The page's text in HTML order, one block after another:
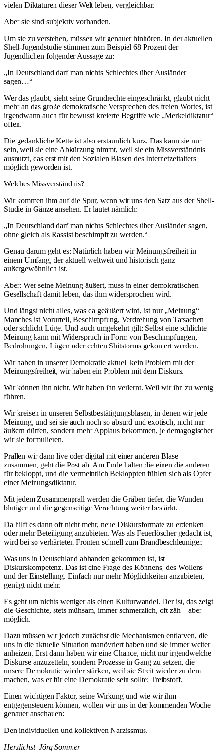
vielen Diktaturen dieser Welt leben, vergleichbar.
Aber sie sind subjektiv vorhanden.
Um sie zu verstehen, müssen wir genauer hinhören. In der aktuellen
Shell-Jugendstudie stimmen zum Beispiel 68 Prozent der
Jugendlichen folgender Aussage zu:
„In Deutschland darf man nichts Schlechtes über Ausländer
sagen…“
Wer das glaubt, sieht seine Grundrechte eingeschränkt, glaubt nicht
mehr an das große demokratische Versprechen des freien Wortes, ist
irgendwann auch für bewusst kreierte Begriffe wie „Merkeldiktatur“
offen.
Die gedankliche Kette ist also erstaunlich kurz. Das kann sie nur
sein, weil sie eine Abkürzung nimmt, weil sie ein Missverständnis
ausnutzt, das erst mit den Sozialen Blasen des Internetzeitalters
möglich geworden ist.
Welches Missverständnis?
Wir kommen ihm auf die Spur, wenn wir uns den Satz aus der Shell-
Studie in Gänze ansehen. Er lautet nämlich:
„In Deutschland darf man nichts Schlechtes über Ausländer sagen,
ohne gleich als Rassist beschimpft zu werden.“
Genau darum geht es: Natürlich haben wir Meinungsfreiheit in
einem Umfang, der aktuell weltweit und historisch ganz
außergewöhnlich ist.
Aber: Wer seine Meinung äußert, muss in einer demokratischen
Gesellschaft damit leben, das ihm widersprochen wird.
Und längst nicht alles, was da geäußert wird, ist nur „Meinung“.
Manches ist Vorurteil, Beschimpfung, Verdrehung von Tatsachen
oder schlicht Lüge. Und auch umgekehrt gilt: Selbst eine schlichte
Meinung kann mit Widerspruch in Form von Beschimpfungen,
Bedrohungen, Lügen oder echten Shitstorms gekontert werden.
Wir haben in unserer Demokratie aktuell kein Problem mit der
Meinungsfreiheit, wir haben ein Problem mit dem Diskurs.
Wir können ihn nicht. Wir haben ihn verlernt. Weil wir ihn zu wenig
führen.
Wir kreisen in unseren Selbstbestätigungsblasen, in denen wir jede
Meinung, und sei sie auch noch so absurd und exotisch, nicht nur
äußern dürfen, sondern mehr Applaus bekommen, je demagogischer
wir sie formulieren.
Prallen wir dann live oder digital mit einer anderen Blase
zusammen, geht die Post ab. Am Ende halten die einen die anderen
für bekloppt, und die vermeintlich Bekloppten fühlen sich als Opfer
einer Meinungsdiktatur.
Mit jedem Zusammenprall werden die Gräben tiefer, die Wunden
blutiger und die gegenseitige Verachtung weiter bestärkt.
Da hilft es dann oft nicht mehr, neue Diskursformate zu erdenken
oder mehr Beteiligung anzubieten. Was als Feuerlöscher gedacht ist,
wird bei so verhärteten Fronten schnell zum Brandbeschleuniger.
Was uns in Deutschland abhanden gekommen ist, ist
Diskurskompetenz. Das ist eine Frage des Könnens, des Wollens
und der Einstellung. Einfach nur mehr Möglichkeiten anzubieten,
genügt nicht mehr.
Es geht um nichts weniger als einen Kulturwandel. Der ist, das zeigt
die Geschichte, stets mühsam, immer schmerzlich, oft zäh – aber
möglich.
Dazu müssen wir jedoch zunächst die Mechanismen entlarven, die
uns in die aktuelle Situation manövriert haben und sie immer weiter
anheizen. Erst dann haben wir eine Chance, nicht nur irgendwelche
Diskurse anzuzetteln, sondern Prozesse in Gang zu setzen, die
unsere Demokratie wieder stärken, weil sie Streit wieder zu dem
machen, was er für eine Demokratie sein sollte: Treibstoff.
Einen wichtigen Faktor, seine Wirkung und wie wir ihm
entgegensteuern können, wollen wir uns in der kommenden Woche
genauer anschauen:
Den individuellen und kollektiven Narzissmus.
Herzlichst, Jörg Sommer